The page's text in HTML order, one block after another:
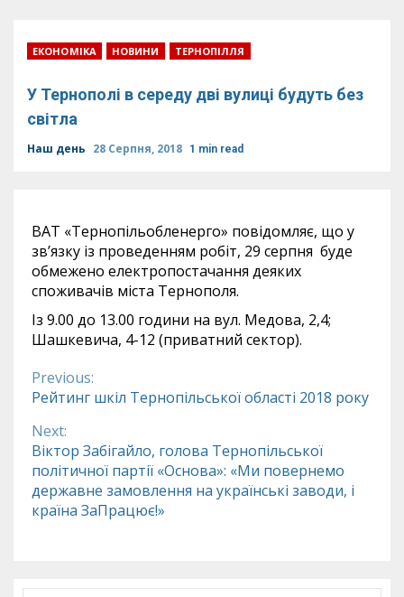
ЕКОНОМІКА НОВИНИ ТЕРНОПІЛЛЯ
У Тернополі в середу дві вулиці будуть без
світла
Наш день 28 Серпня, 2018 1 min read
ВАТ «Тернопільобленерго» повідомляє, що у
зв’язку із проведенням робіт, 29 серпня буде
обмежено електропостачання деяких
споживачів міста Тернополя.
Із 9.00 до 13.00 години на вул. Медова, 2,4;
Шашкевича, 4-12 (приватний сектор).
Continue
Reading
Previous:
Рейтинг шкіл Тернопільської області 2018 року
Next:
Віктор Забігайло, голова Тернопільської
політичної партії «Основа»: «Ми повернемо
державне замовлення на українські заводи, і
країна ЗаПрацює!»